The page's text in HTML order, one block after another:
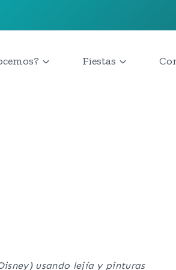
Fiestas
usando lejía y pinturas